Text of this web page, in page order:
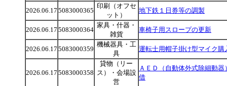
2026.06.17 5083000365
印刷（オフセ
ット）
地下鉄１日券等の調製
2026.06.17 5083000364
家具・什器・
雑貨
車椅子用スロープの更新
2026.06.17 5083000359
機械器具・工
具
運転士用帽子掛け型マイク購
2026.06.17 5083000358
貸物（リー
ス）・会場設
営
ＡＥＤ（自動体外式除細動器
借